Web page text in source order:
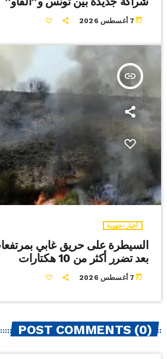
today 7 أغسطس 2026
insert_link
أخبار-جهوية
السيطرة على حريق غابي
بعد تضرر أكثر من 10 هكتارات
today 7 أغسطس 2026
POST COMMENTS (0)